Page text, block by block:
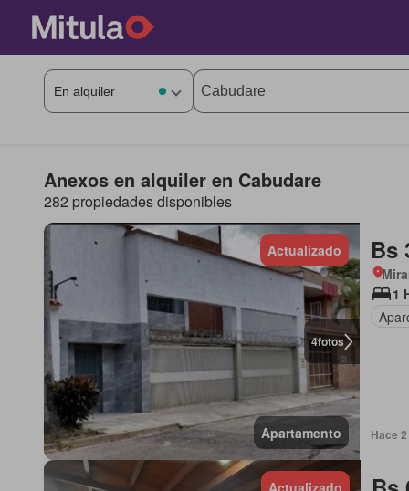
Anexos en alquiler en Cabudare
282 propiedades disponibles
4fotos
Actualizado
Apartamento
Bs
1
Hace
Actualizado